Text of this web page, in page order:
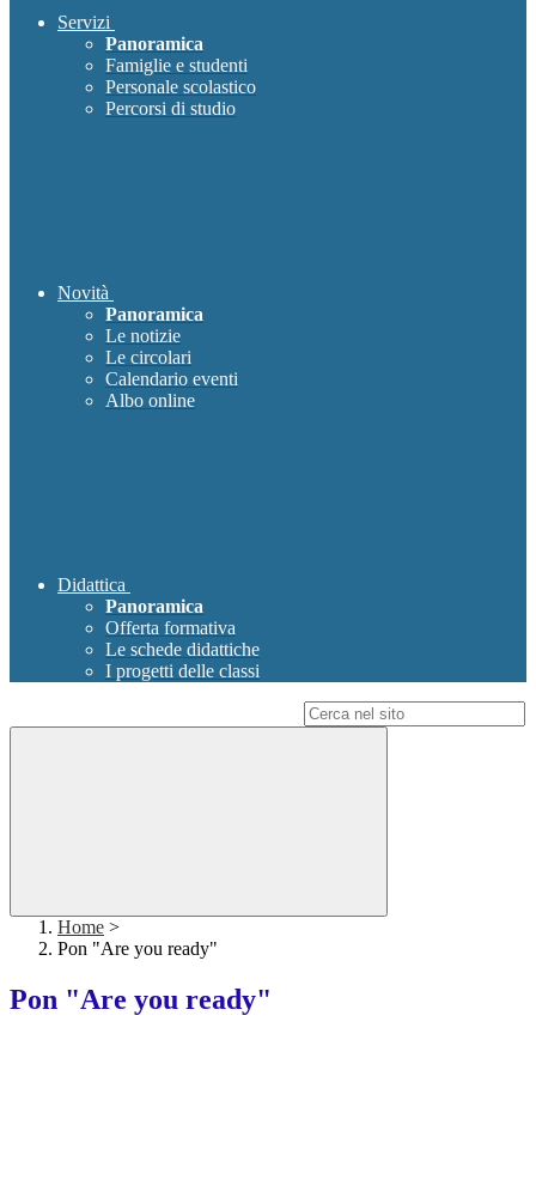
Servizi
Panoramica
Famiglie e studenti
Personale scolastico
Percorsi di studio
Novità
Panoramica
Le notizie
Le circolari
Calendario eventi
Albo online
Didattica
Panoramica
Offerta formativa
Le schede didattiche
I progetti delle classi
Home >
Pon "Are you ready"
Pon "Are you ready"